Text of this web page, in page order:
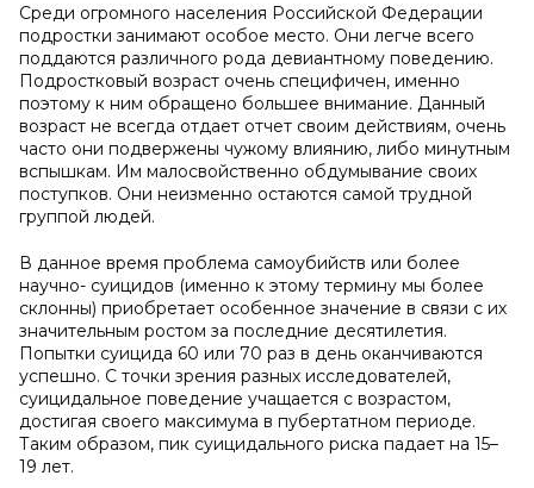
Среди огромного населения Российской Федерации
подростки занимают особое место. Они легче всего
поддаются различного рода девиантному поведению.
Подростковый возраст очень специфичен, именно
поэтому к ним обращено большее внимание. Данный
возраст не всегда отдает отчет своим действиям, очень
часто они подвержены чужому влиянию, либо минутным
вспышкам. Им малосвойственно обдумывание своих
поступков. Они неизменно остаются самой трудной
группой людей.
В данное время проблема самоубийств или более
научно- суицидов (именно к этому термину мы более
склонны) приобретает особенное значение в связи с их
значительным ростом за последние десятилетия.
Попытки суицида 60 или 70 раз в день оканчиваются
успешно. С точки зрения разных исследователей,
суицидальное поведение учащается с возрастом,
достигая своего максимума в пубертатном периоде.
Таким образом, пик суицидального риска падает на 15–
19 лет.